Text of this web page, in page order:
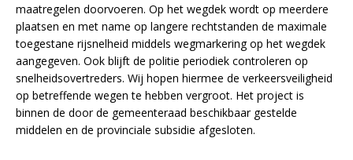
maatregelen doorvoeren. Op het wegdek wordt op meerdere
plaatsen en met name op langere rechtstanden de maximale
toegestane rijsnelheid middels wegmarkering op het wegdek
aangegeven. Ook blijft de politie periodiek controleren op
snelheidsovertreders. Wij hopen hiermee de verkeersveiligheid
op betreffende wegen te hebben vergroot. Het project is
binnen de door de gemeenteraad beschikbaar gestelde
middelen en de provinciale subsidie afgesloten.